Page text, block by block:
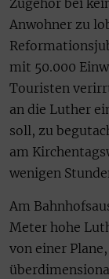
Zugehör bei
Anwohner zu
mit 50.000
Touristen
an die Luther
soll, zu
am
wenigen
Am
Meter hohe
von einer